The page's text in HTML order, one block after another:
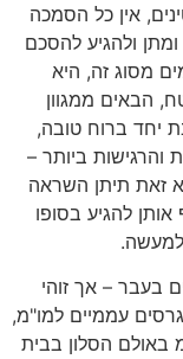
אין כל הסמכה
ולהגיע להסכם
מסוג זה, היא
הבאים ממגוון
יחד ברוח טובה,
והרגישות ביותר –
זאת תיתן השראה
להגיע בסופו
בעבר – אך זוהי
עממיים למו"מ,
באולם הסלון בבית